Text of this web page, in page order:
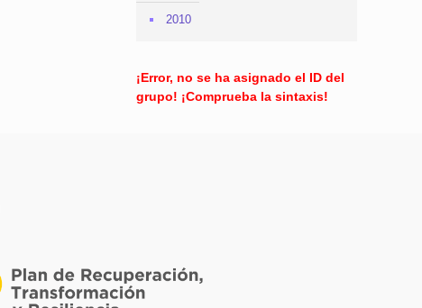
2010
¡Error, no se ha asignado el ID del
grupo! ¡Comprueba la sintaxis!